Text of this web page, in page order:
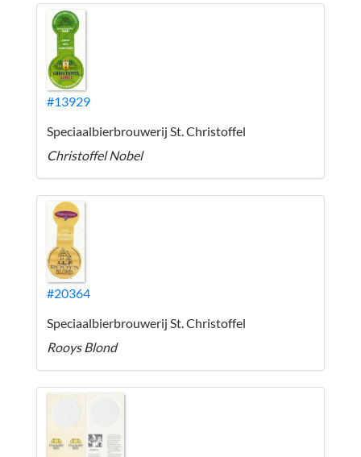
#13929
Speciaalbierbrouwerij St. Christoffel
Christoffel Nobel
#20364
Speciaalbierbrouwerij St. Christoffel
Rooys Blond